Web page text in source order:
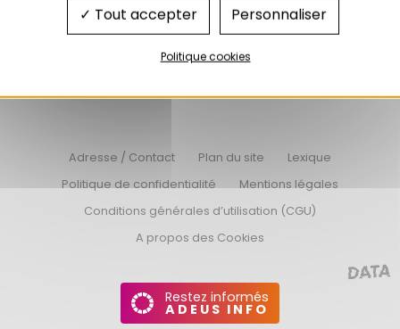
Nos offres d’emplois
Nos appels d’offres
Adresse / Contact Plan du site
Lexique
Politique de confidentialité
Mentions légales
Conditions générales d’utilisation (CGU)
A propos des Cookies
Restez informés
ADEUS INFO
Tout accepter
Personnaliser
Politique cookies